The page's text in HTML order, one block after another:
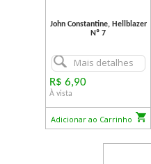
John Constantine, Hellblazer
Nº 7
Mais detalhes
R$ 6,90
À vista
Adicionar ao Carrinho